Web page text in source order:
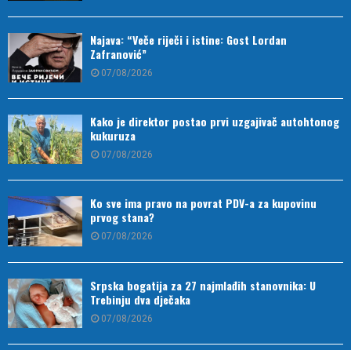
Najava: “Veče riječi i istine: Gost Lordan
Zafranović”
07/08/2026
Kako je direktor postao prvi uzgajivač autohtonog
kukuruza
07/08/2026
Ko sve ima pravo na povrat PDV-a za kupovinu
prvog stana?
07/08/2026
Srpska bogatija za 27 najmlađih stanovnika: U
Trebinju dva dječaka
07/08/2026